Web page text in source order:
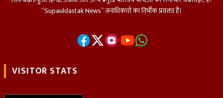
“Supauldastak News” जनाधिकारों का निर्भीक प्रवक्ता हैं।
VISITOR STATS